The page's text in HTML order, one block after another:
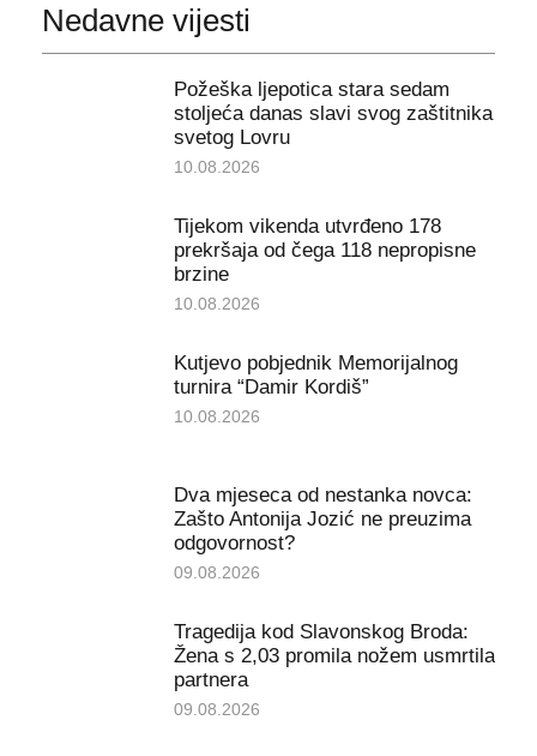
Nedavne vijesti
Požeška ljepotica stara sedam
stoljeća danas slavi svog zaštitnika
svetog Lovru
10.08.2026
Tijekom vikenda utvrđeno 178
prekršaja od čega 118 nepropisne
brzine
10.08.2026
Kutjevo pobjednik Memorijalnog
turnira “Damir Kordiš”
10.08.2026
Dva mjeseca od nestanka novca:
Zašto Antonija Jozić ne preuzima
odgovornost?
09.08.2026
Tragedija kod Slavonskog Broda:
Žena s 2,03 promila nožem usmrtila
partnera
09.08.2026